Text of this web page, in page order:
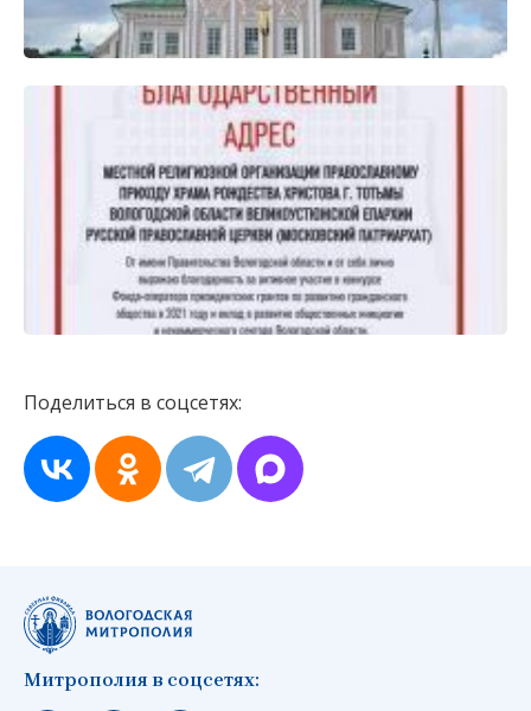
Поделиться в соцсетях:
Митрополия в соцсетях: